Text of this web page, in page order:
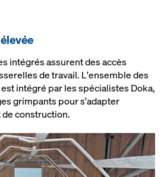
intégrés assurent des accès
de travail. L'ensemble des
intégré par les spécialistes Doka,
grimpants pour s'adapter
construction.